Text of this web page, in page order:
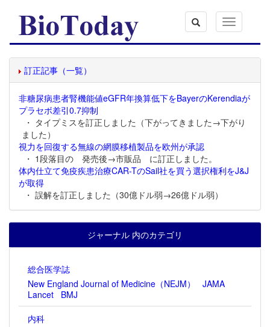
Toggle
navigation
訂正記事（一覧）
非糖尿病患者腎機能値eGFR年換算低下をBayerのKerendiaが
プラセボ差引0.7抑制
・ タイプミスを訂正しました（下がってきました→下がり
ました）
視力を回復する無線の網膜移植製品を欧州が承認
・ 1段落目の 発売後→市販品 に訂正しました。
体内仕立て免疫疾患治療CAR-TのSail社を買う選択権利をJ&J
が取得
・ 誤解を訂正しました（30億ドル弱→26億ドル弱）
ジャーナル 内のカテゴリ
総合医学誌
New England Journal of Medicine（NEJM）
JAMA
Lancet
BMJ
内科